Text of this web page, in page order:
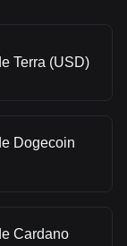
Terra (USD)
Dogecoin
Cardano